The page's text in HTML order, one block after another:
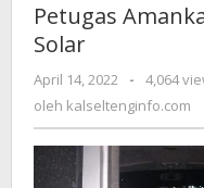
Pelangsir
BBM
Solar
Petugas
Solar
April 14, 2022
oleh
-
4,064
oleh kalseltenginfo.com